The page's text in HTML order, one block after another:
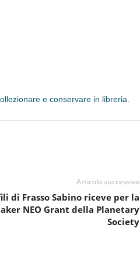
e conservare in libreria.
Articolo successivo
di Frasso Sabino riceve per la
NEO Grant della Planetary
Society